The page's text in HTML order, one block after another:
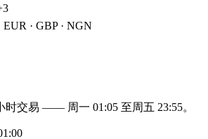
EUR · GBP · NGN
时交易 —— 周一 01:05 至周五 23:55。